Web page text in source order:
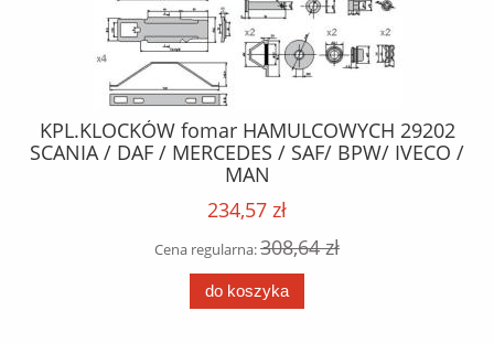
KPL.KLOCKÓW fomar HAMULCOWYCH 29202
SCANIA / DAF / MERCEDES / SAF/ BPW/ IVECO /
MAN
234,57 zł
Cena regularna:308,64 zł
do koszyka